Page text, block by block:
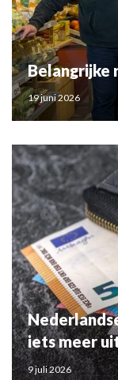
Belangrijke
19 juni 2026
iets meer
9 juli 2026